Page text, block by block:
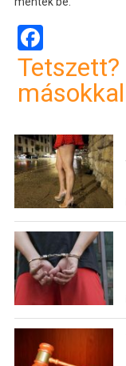
Tetszett?